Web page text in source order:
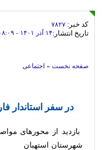
کد خبر: ۷۸۲۷
تاریخ انتشار:۱۴ آذر ۱۴۰۱ - ۰۸:۰۹
صفحه نخست » اجتماعی
در سفر استاندار
بازدید از محورهای
شهرستان استهبان